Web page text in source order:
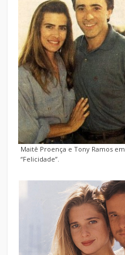
Maitê Proença e Tony Ramos em
“Felicidade”.